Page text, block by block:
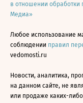
в отношении
Медиа»
Любое использование
соблюдении правил
vedomosti.ru
Новости, аналитика,
на данном сайте, не
или продаже каких-